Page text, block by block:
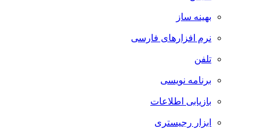
بهینه ساز
نرم افزارهای فارسی
تلفن
برنامه نویسی
بازیابی اطلاعات
ابزار رجیستری